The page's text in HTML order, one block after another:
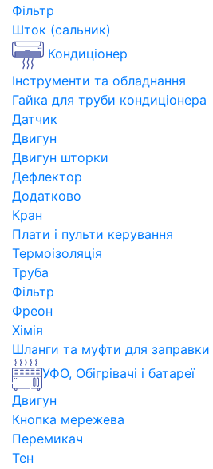
Фільтр
Шток (сальник)
Кондиціонер
Інструменти та обладнання
Гайка для труби кондиціонера
Датчик
Двигун
Двигун шторки
Дефлектор
Додатково
Кран
Плати і пульти керування
Термоізоляція
Труба
Фільтр
Фреон
Хімія
Шланги та муфти для
УФО, Обігрівачі і батареї
Двигун
Кнопка мережева
Перемикач
Тен